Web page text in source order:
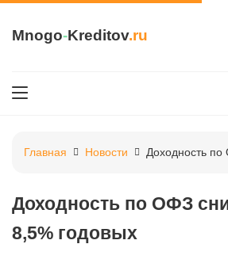
Mnogo-Kreditov.ru
Главная Новости Доходность
Доходность по ОФЗ
8,5% годовых